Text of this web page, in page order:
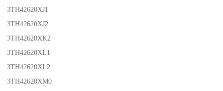
3TH42620XJ1
3TH42620XJ2
3TH42620XK2
3TH42620XL1
3TH42620XL2
3TH42620XM0